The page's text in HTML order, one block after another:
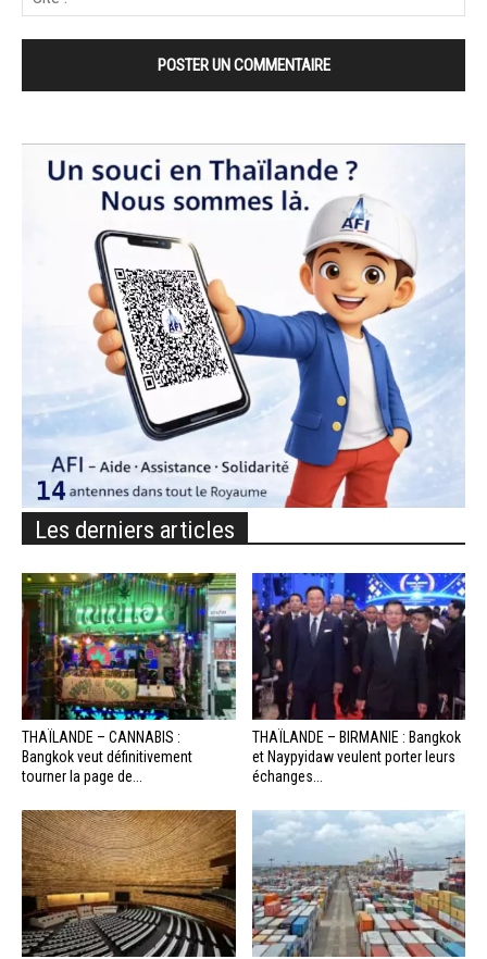
Les derniers articles
THAÏLANDE – CANNABIS :
Bangkok veut définitivement
tourner la page de...
THAÏLANDE – BIRMANIE : Bangkok
et Naypyidaw veulent porter leurs
échanges...